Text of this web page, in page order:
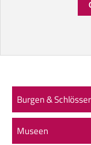
Burgen & Schlösser
Museen